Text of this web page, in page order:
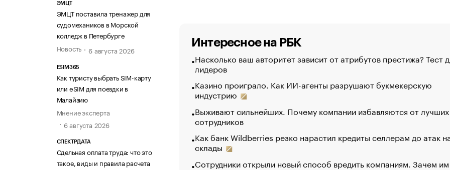
ЭМЦТ
ЭМЦТ поставила тренажер для
судомехаников в Морской
колледж в Петербурге
Новость
6 августа 2026
ESIM365
Как туристу выбрать SIM-карту
или eSIM для поездки в
Малайзию
Мнение эксперта
6 августа 2026
СПЕКТРДАТА
Сдельная оплата труда: что это
такое, виды и правила расчета
Интересное на РБК
Насколько ваш авторитет зависит от атрибутов престижа? Тест
лидеров
Казино проиграло. Как ИИ-агенты разрушают букмекерскую
индустрию
Выживают сильнейших. Почему компании избавляются от лучших
сотрудников
Как банк Wildberries резко нарастил кредиты селлерам до атак
склады
Сотрудники открыли новый способ вредить компаниям. Зачем